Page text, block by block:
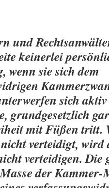
und
keinerlei
wenn sie sich dem
sich
grundgesetzlich
mit Füßen tritt.
verteidigt, wird
verteidigen. Die
der